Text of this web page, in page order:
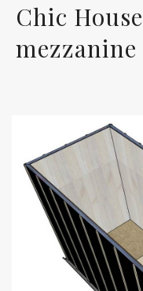
Chic
mezzanine